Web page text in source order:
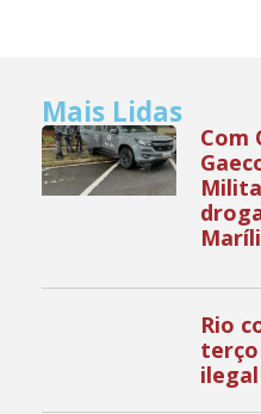
Mais Lidas
Com
Rio
terço